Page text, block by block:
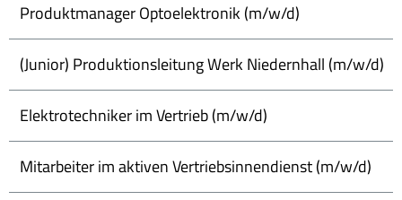
Produktmanager Optoelektronik (m/w/d)
(Junior) Produktionsleitung Werk Niedernhall (m/w/d)
Elektrotechniker im Vertrieb (m/w/d)
Mitarbeiter im aktiven Vertriebsinnendienst (m/w/d)